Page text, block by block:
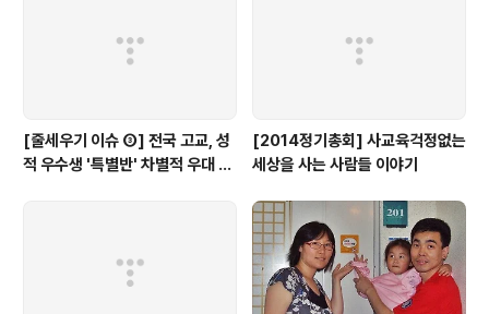
[줄세우기 이슈 ③] 전국 고교, 성
적 우수생 '특별반' 차별적 우대 심
[2014정기총회] 사교육걱정없는
세상을 사는 사람들 이야기